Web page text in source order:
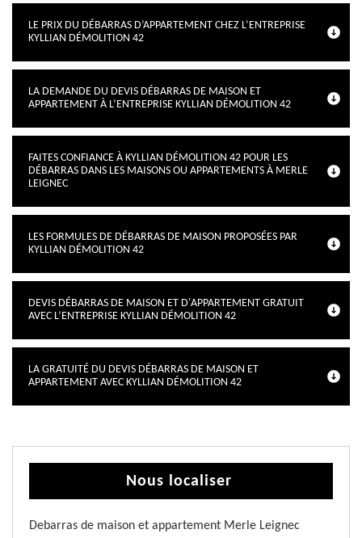
LE PRIX DU DÉBARRAS D’APPARTEMENT CHEZ L’ENTREPRISE
KYLLIAN DÉMOLITION 42
LA DEMANDE DU DEVIS DÉBARRAS DE MAISON ET
APPARTEMENT À L’ENTREPRISE KYLLIAN DÉMOLITION 42
FAITES CONFIANCE À KYLLIAN DÉMOLITION 42 POUR LES
DÉBARRAS DANS LES MAISONS OU APPARTEMENTS À MERLE
LEIGNEC
LES FORMULES DE DÉBARRAS DE MAISON PROPOSÉES PAR
KYLLIAN DÉMOLITION 42
DEVIS DÉBARRAS DE MAISON ET D'APPARTEMENT GRATUIT
AVEC L’ENTREPRISE KYLLIAN DÉMOLITION 42
LA GRATUITÉ DU DEVIS DÉBARRAS DE MAISON ET
APPARTEMENT AVEC KYLLIAN DÉMOLITION 42
Nous localiser
Debarras de maison et appartement Merle Leignec